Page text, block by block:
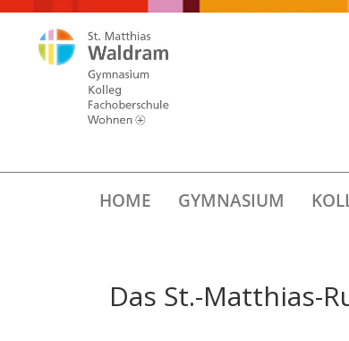
HOME GYMNASIUM
Das St.-Matthias-